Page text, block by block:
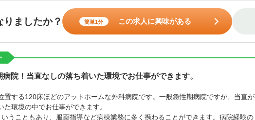
ましたか？ 簡単1分 この求人に興味がある
院！当直なしの落ち着いた環境でお仕事ができます。
置する120床ほどのアットホームな外科病院です。一般急性期病院ですが、当直が
た環境の中でお仕事ができます。
うこともあり、服薬指導など病棟業務に多く携わることができます。病院経験の